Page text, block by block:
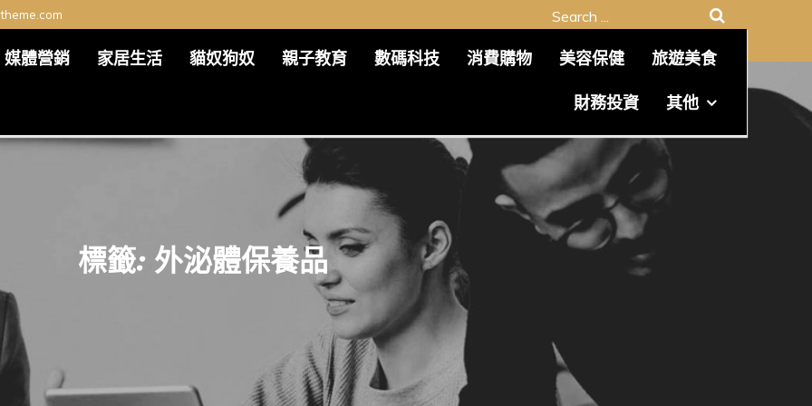
Search
媒體營銷 家居生活 貓奴狗奴 親子教育 數碼科技 消費購物 美容保健 旅遊美食
財務投資 其他
標籤: 外泌體保養品